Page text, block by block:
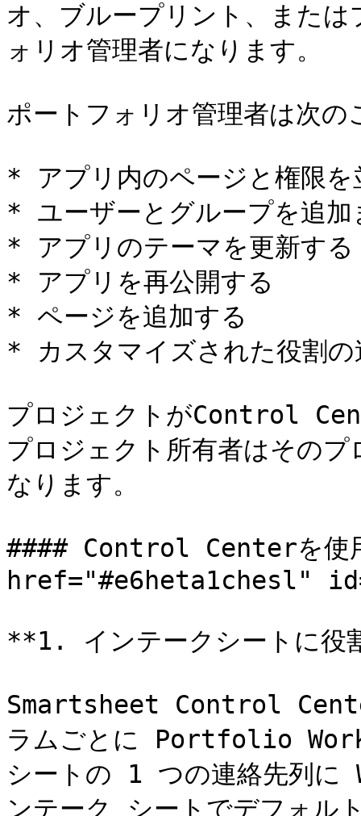
オ、ブループリント、また
ォリオ管理者になります。
ポートフォリオ管理者は次の
* アプリ内のページと権限を
* ユーザーとグループを追加
* アプリのテーマを更新する
* アプリを再公開する
* ページを追加する
* カスタマイズされた役割の
プロジェクトがControl
プロジェクト所有者はその
なります。
#### Control Centerを使
href="#e6heta1chesl"
**1. インテークシートに役
Smartsheet Control
ラムごとに Portfolio
シートの 1 つの連絡先列に
ンテーク シートでデフォル